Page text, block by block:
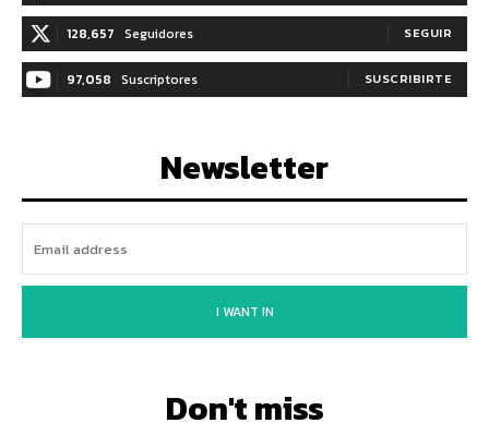
128,657 Seguidores SEGUIR
97,058 Suscriptores SUSCRIBIRTE
Newsletter
I WANT IN
Don't miss